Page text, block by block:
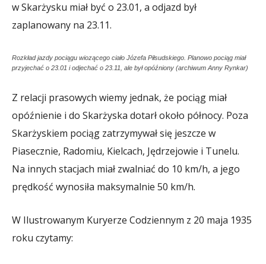
w Skarżysku miał być o 23.01, a odjazd był
zaplanowany na 23.11.
Rozkład jazdy pociągu wiozącego ciało Józefa Piłsudskiego. Planowo pociąg miał
przyjechać o 23.01 i odjechać o 23.11, ale był opóźniony (archiwum Anny Rynkar)
Z relacji prasowych wiemy jednak, że pociąg miał
opóźnienie i do Skarżyska dotarł około północy. Poza
Skarżyskiem pociąg zatrzymywał się jeszcze w
Piasecznie, Radomiu, Kielcach, Jędrzejowie i Tunelu.
Na innych stacjach miał zwalniać do 10 km/h, a jego
prędkość wynosiła maksymalnie 50 km/h.
W Ilustrowanym Kuryerze Codziennym z 20 maja 1935
roku czytamy: